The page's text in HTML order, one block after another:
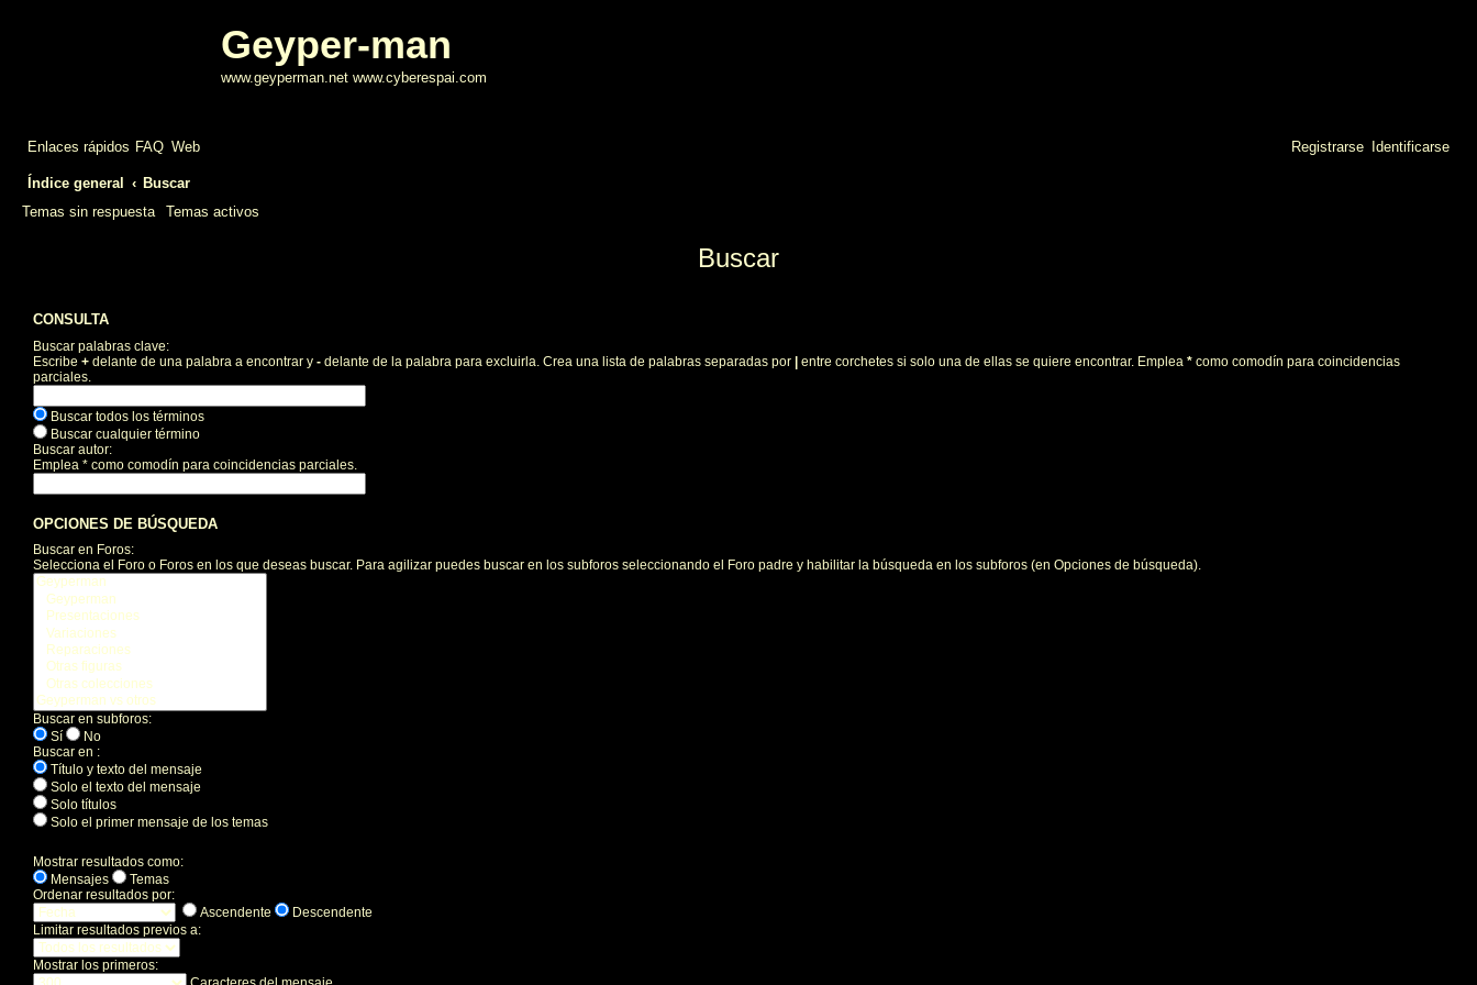
Geyper-man
www.geyperman.net www.cyberespai.com
Enlaces rápidos FAQ Web Identificarse
Registrarse
Índice general
Buscar
Temas sin respuesta
Temas activos
Buscar
CONSULTA
Buscar palabras clave:
Escribe + delante de una palabra a encontrar y - delante de la palabra para excluirla. Crea una lista de palabras separadas por | entre corchetes si solo una de ellas se quiere encontrar. Emplea * como comodín para coincidencias
parciales.
Buscar todos los términos
Buscar cualquier término
Buscar autor:
Emplea * como comodín para coincidencias parciales.
OPCIONES DE BÚSQUEDA
Buscar en Foros:
Selecciona el Foro o Foros en los que deseas buscar. Para agilizar puedes buscar en los subforos seleccionando el Foro padre y habilitar la búsqueda en los subforos (en Opciones de búsqueda).
Buscar en subforos:
Sí
No
Buscar en :
Título y texto del mensaje
Solo el texto del mensaje
Solo títulos
Solo el primer mensaje de los temas
Mostrar resultados como:
Mensajes
Temas
Ordenar resultados por:
Ascendente
Descendente
Limitar resultados previos a:
Mostrar los primeros: